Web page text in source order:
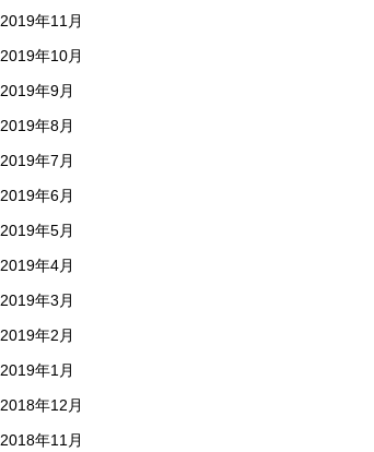
2019年11月
2019年10月
2019年9月
2019年8月
2019年7月
2019年6月
2019年5月
2019年4月
2019年3月
2019年2月
2019年1月
2018年12月
2018年11月